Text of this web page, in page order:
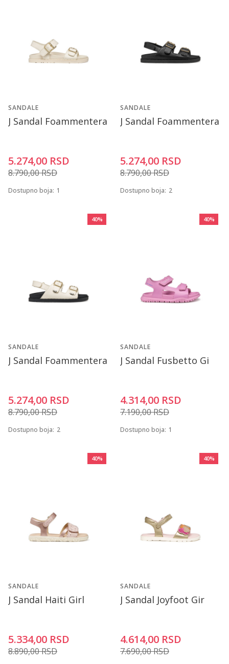
SANDALE
J Sandal Foammentera
5.274,00 RSD
8.790,00RSD
Dostupno boja: 1
SANDALE
J Sandal Foammentera
5.274,00 RSD
8.790,00RSD
Dostupno boja: 2
40%
SANDALE
J Sandal Foammentera
5.274,00 RSD
8.790,00RSD
Dostupno boja: 2
40%
SANDALE
J Sandal Fusbetto Gi
4.314,00 RSD
7.190,00RSD
Dostupno boja: 1
40%
SANDALE
J Sandal Haiti Girl
5.334,00 RSD
8.890,00RSD
40%
SANDALE
J Sandal Joyfoot Gir
4.614,00 RSD
7.690,00RSD